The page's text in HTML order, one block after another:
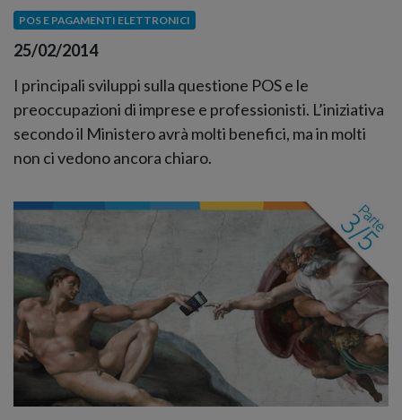
POS E PAGAMENTI ELETTRONICI
25/02/2014
I principali sviluppi sulla questione POS e le
preoccupazioni di imprese e professionisti. L’iniziativa
secondo il Ministero avrà molti benefici, ma in molti
non ci vedono ancora chiaro.